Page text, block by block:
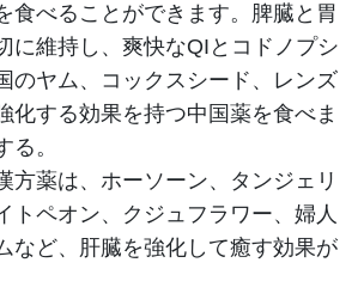
食べることができます。脾臓と胃
に維持し、爽快なQIとコドノプシ
のヤム、コックスシード、レンズ
化する効果を持つ中国薬を食べま
る。
方薬は、ホーソーン、タンジェリ
トペオン、クジュフラワー、婦人
など、肝臓を強化して癒す効果が